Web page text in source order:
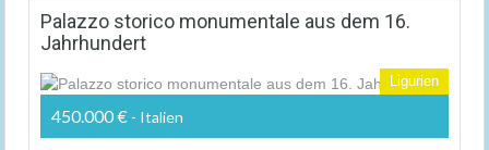
Palazzo storico monumentale aus dem 16.
Jahrhundert
Ligurien
450.000 € - Italien